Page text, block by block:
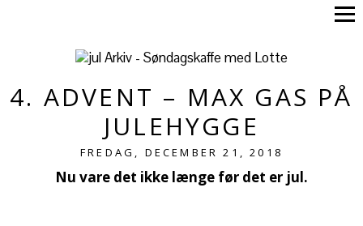
4. ADVENT – MAX GAS PÅ
JULEHYGGE
FREDAG, DECEMBER 21, 2018
Nu vare det ikke længe før det er jul.